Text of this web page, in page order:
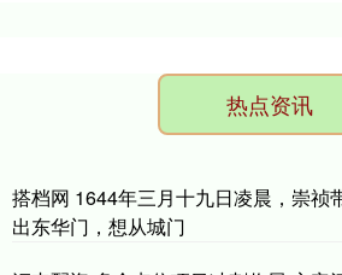
热点资讯
搭档网 1644年三月十九日凌晨，崇祯
出东华门，想从城门